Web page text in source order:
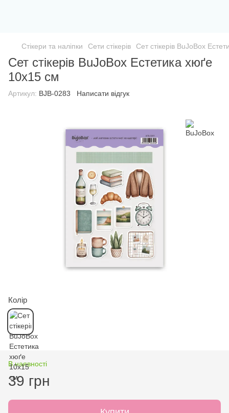
Стікери та наліпки Сети стікерів Сет стікерів BuJoBox
Сет стікерів BuJoBox Естетика хюґе
10х15 см
Артикул: BJB-0283 Написати відгук
Колір
В наявності
39 грн